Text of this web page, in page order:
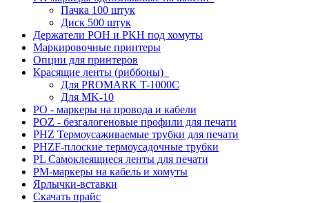
Пачка 100 штук
Диск 500 штук
Держатели POH и PKH под хомуты
Маркировочные принтеры
Опции для принтеров
Красящие ленты (риббоны)
Для PROMARK T-1000C
Для MK-10
PO - маркеры на провода и кабели
POZ - безгалогеновые профили для печати
PHZ Термоусаживаемые трубки для печати
PHZF-плоские термоусадочные трубки
PL Самоклеящиеся ленты для печати
PM-маркеры на кабель и хомуты
Ярлычки-вставки
Скачать прайс